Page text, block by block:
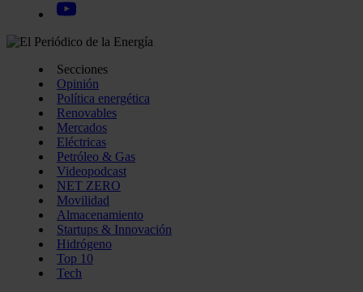
Secciones
Opinión
Política energética
Renovables
Mercados
Eléctricas
Petróleo & Gas
Videopodcast
NET ZERO
Movilidad
Almacenamiento
Startups & Innovación
Hidrógeno
Top 10
Tech